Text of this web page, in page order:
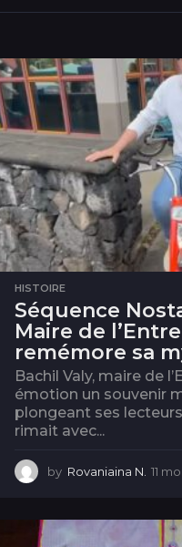
HISTOIRE
Séquence
Maire de
remémore sa
Bachil Valy, maire de
émotion un souvenir
plongeant ses
rimait avec...
by Rovaniaina N. 11